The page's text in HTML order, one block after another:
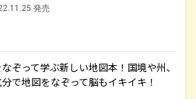
発売
ぞって学ぶ新しい地図本！国境や州、
で地図をなぞって脳もイキイキ！